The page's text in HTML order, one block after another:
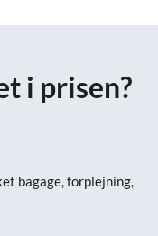
i prisen?
bagage, forplejning,